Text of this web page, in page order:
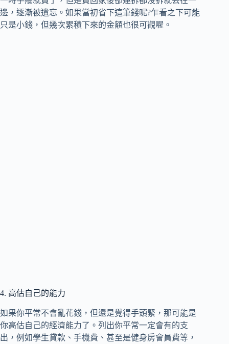
邊，逐漸被遺忘。如果當初省下這筆錢呢?乍看之下可能
只是小錢，但幾次累積下來的金額也很可觀喔。
4. 高估自己的能力
如果你平常不會亂花錢，但還是覺得手頭緊，那可能是
你高估自己的經濟能力了。列出你平常一定會有的支
出，例如學生貸款、手機費、甚至是健身房會員費等，